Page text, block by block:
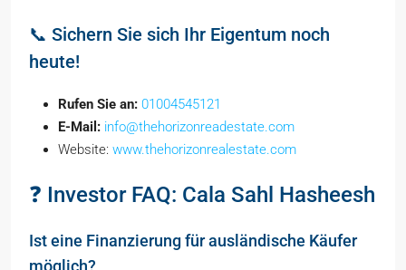
📞 Sichern Sie sich Ihr Eigentum noch
heute!
Rufen Sie an: 01004545121
E-Mail: info@thehorizonreadestate.com
Website: www.thehorizonrealestate.com
❓ Investor FAQ: Cala Sahl Hasheesh
Ist eine Finanzierung für ausländische Käufer
möglich?